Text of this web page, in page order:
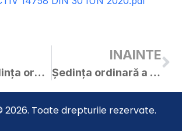
Anunț – ședința ordinară C.L. în 30.06.2020
INAINTE
Ședința ordinară a C.L. Curtici din 30.06.2020
Toate drepturile rezervate.